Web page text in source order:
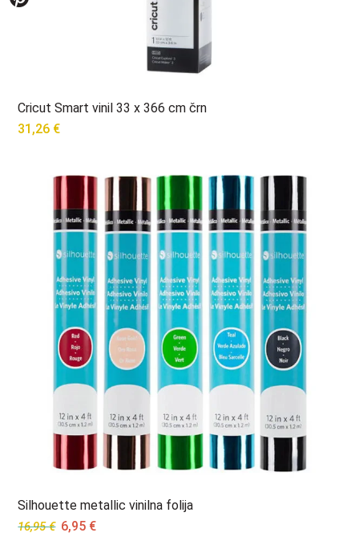
Cricut Smart vinil 33 x 366 cm črn
31,26 €
Silhouette metallic vinilna folija
16,95€ Original
6,95 €Current